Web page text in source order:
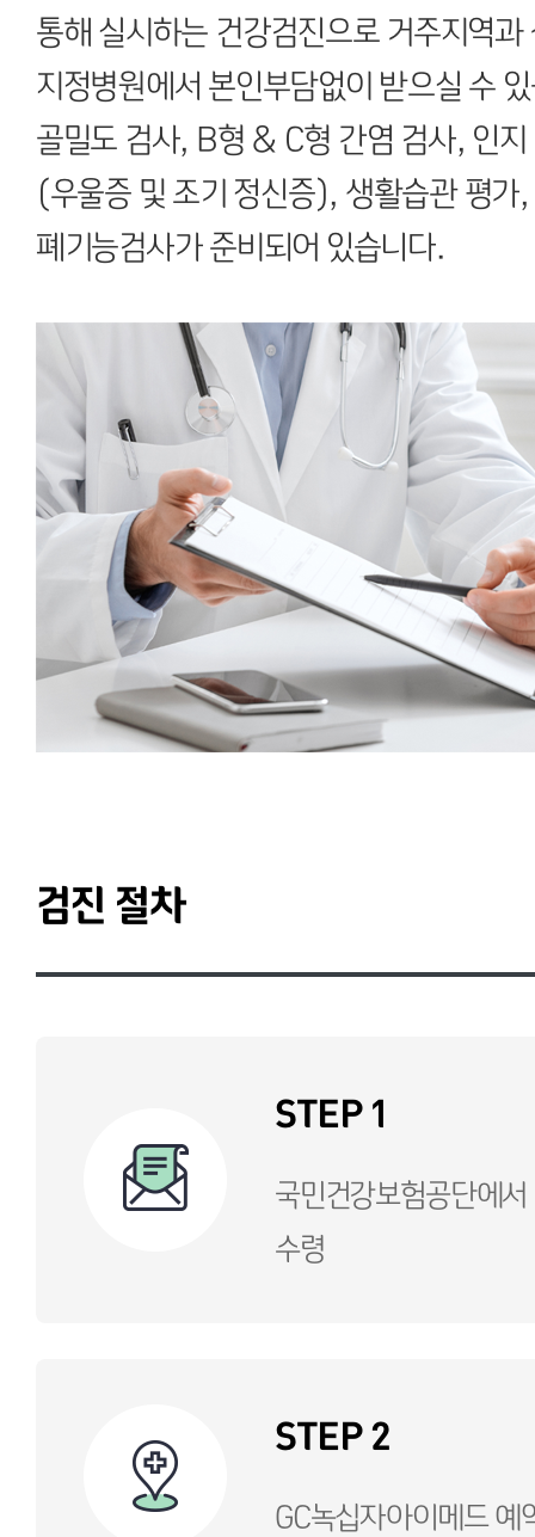
통해 실시하는 건강검진으로 거주지역
지정병원에서 본인부담없이 받으실 수
골밀도 검사, B형 & C형 간염 검사, 인
(우울증 및 조기 정신증), 생활습관 평가
폐기능검사가 준비되어 있습니다.
검진 절차
STEP 1
국민건강보험공단에
수령
STEP 2
GC녹십자아이메드 예